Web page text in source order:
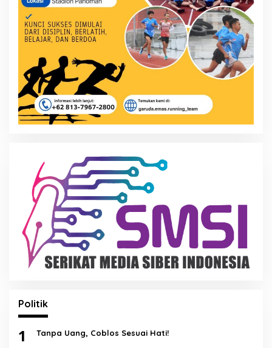
Politik
1 Tanpa Uang, Coblos Sesuai Hati!